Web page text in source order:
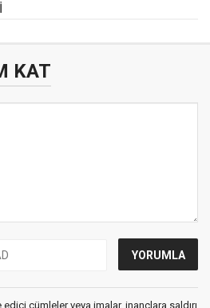
KAT
cümleler veya imalar, inançlara saldırı